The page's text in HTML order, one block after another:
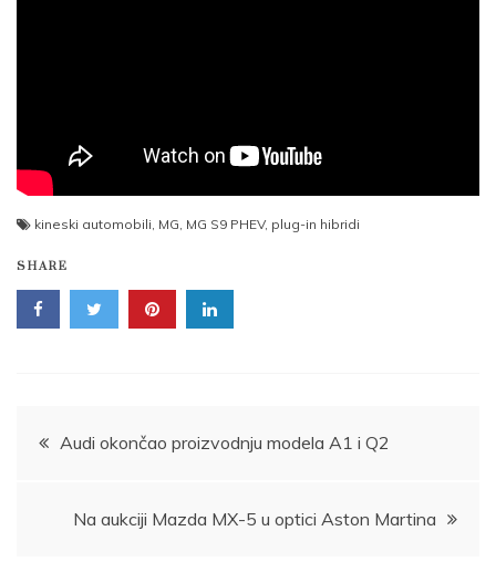
kineski automobili, MG, MG S9 PHEV, plug-in hibridi
SHARE
Post
Audi okončao proizvodnju modela A1 i Q2
Na aukciji Mazda MX-5 u optici Aston Martina